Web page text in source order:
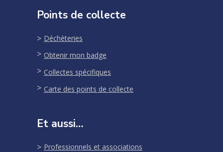
Points de collecte
Déchèteries
Obtenir mon badge
Collectes spécifiques
Carte des points de collecte
Et aussi…
Professionnels et associations